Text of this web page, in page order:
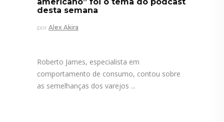
desta semana
por Alex Akira
Roberto James, especialista em
comportamento de consumo, contou sobre
as semelhanças dos varejos